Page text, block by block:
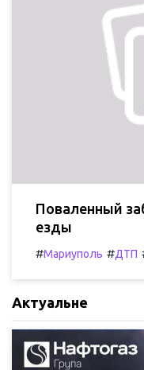
Поваленный
езды
#Мариуполь #ДТП
Актуальне